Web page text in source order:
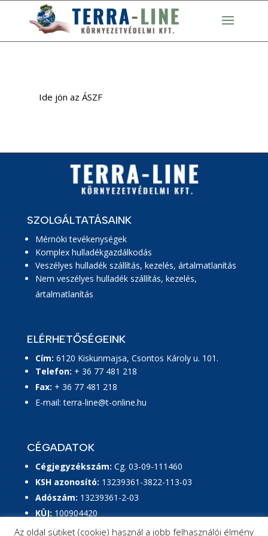
Ide jön az ÁSZF
SZOLGÁLTATÁSAINK
Mérnöki tevékenységek
Komplex hulladékgazdálkodás
Veszélyes hulladék szállítás, kezelés, ártalmatlanítás
Nem veszélyes hulladék szállítás, kezelés,
ártalmatlanítás
ELÉRHETŐSÉGEINK
Cím: 6120 Kiskunmajsa, Csontos Károly u. 101.
Telefon: + 36 77 481 218
Fax: + 36 77 481 218
E-mail:terra-line@t-online.hu
CÉGADATOK
Cégjegyzékszám: Cg. 03-09-111460
KSH azonosító: 13239361-3822-113-03
Adószám: 13239361-2-03
KÜJ: 100904420
KTJ:101328169
Az oldal sütiket (cookie) használ a jobb felhasználói élmény